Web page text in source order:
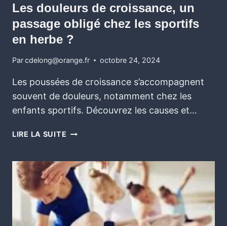
Les douleurs de croissance, un
passage obligé chez les sportifs
en herbe ?
Parcdelong@orange.fr octobre 24, 2024
Les poussées de croissance s’accompagnent
souvent de douleurs, notamment chez les
enfants sportifs. Découvrez les causes et…
LIRE LA SUITE